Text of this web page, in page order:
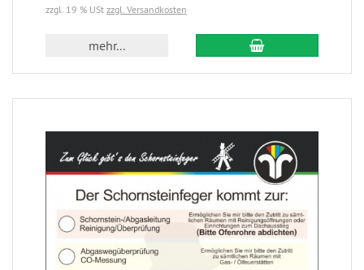
zzgl. 19 % USt zzgl. Versandkosten
mehr...